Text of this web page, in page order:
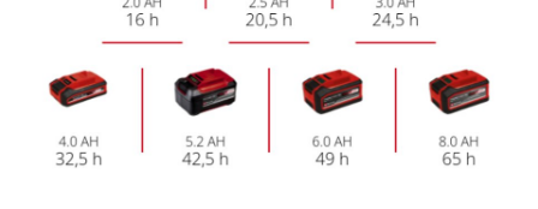
Powered byUsercentrics Consent
Management Platform